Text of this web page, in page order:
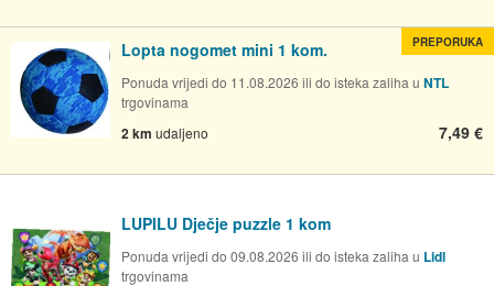
Lopta nogomet mini 1 kom.
Ponuda vrijedi do 11.08.2026 ili do isteka zaliha u NTL
trgovinama
2 km udaljeno 7,49 €
PREPORUKA
LUPILU Dječje puzzle 1 kom
Ponuda vrijedi do 09.08.2026 ili do isteka zaliha u Lidl
trgovinama